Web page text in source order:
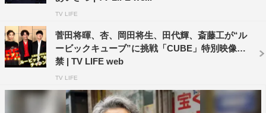
すし、感謝してます。楽しんでいただけると幸いです！
イベント概要
「CUBE 一度入ったら、最後」完成披露試写会舞台あいさ
つ
2021年9月22日（水）ユナイテッド・シネマ豊洲 スクリ
TV LIFE
菅田将暉、杏、岡田将生、田代輝、斎藤工が“ル
ービックキューブ”に挑戦「CUBE」特別映像解
禁 | TV LIFE web
TV LIFE